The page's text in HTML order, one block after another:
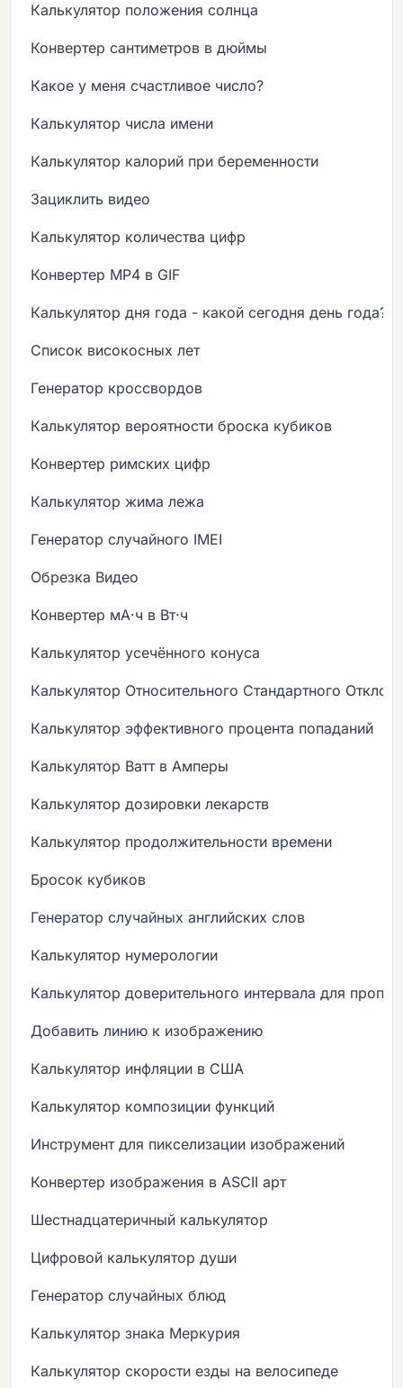
Калькулятор положения солнца
Конвертер сантиметров в дюймы
Какое у меня счастливое число?
Калькулятор числа имени
Калькулятор калорий при беременности
Зациклить видео
Калькулятор количества цифр
Конвертер MP4 в GIF
Калькулятор дня года - какой сегодня день года?
Список високосных лет
Генератор кроссвордов
Калькулятор вероятности броска кубиков
Конвертер римских цифр
Калькулятор жима лежа
Генератор случайного IMEI
Обрезка Видео
Конвертер мА·ч в Вт·ч
Калькулятор усечённого конуса
Калькулятор Относительного Стандартного
Калькулятор эффективного процента попаданий
Калькулятор Ватт в Амперы
Калькулятор дозировки лекарств
Калькулятор продолжительности времени
Бросок кубиков
Генератор случайных английских слов
Калькулятор нумерологии
Калькулятор доверительного интервала для
Добавить линию к изображению
Калькулятор инфляции в США
Калькулятор композиции функций
Инструмент для пикселизации изображений
Конвертер изображения в ASCII арт
Шестнадцатеричный калькулятор
Цифровой калькулятор души
Генератор случайных блюд
Калькулятор знака Меркурия
Калькулятор скорости езды на велосипеде